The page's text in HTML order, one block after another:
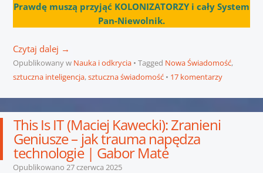
Prawdę muszą przyjąć KOLONIZATORZY i cały System
Pan-Niewolnik.
Czytaj dalej →
Opublikowany w Nauka i odkrycia Tagged Nowa Świadomość,
sztuczna inteligencja,sztuczna świadomość 17 komentarzy
This Is IT (Maciej Kawecki): Zranieni
Geniusze – jak trauma napędza
technologie | Gabor Maté
Opublikowano 27 czerwca 2025